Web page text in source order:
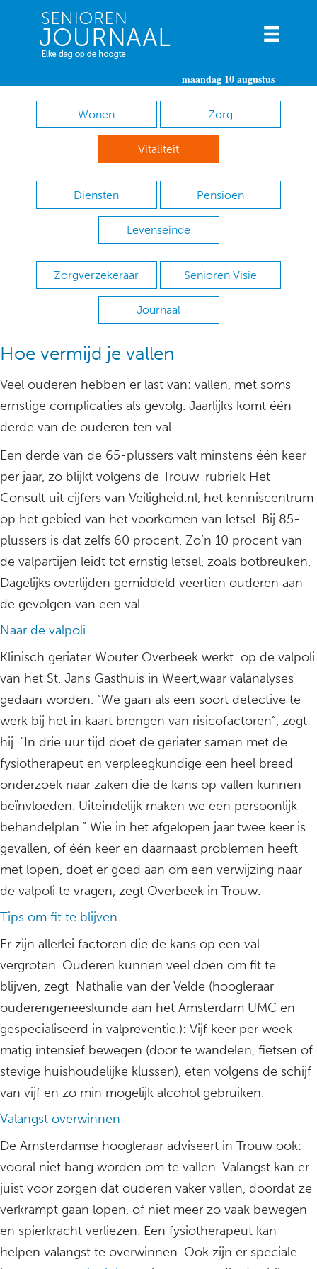
maandag 10 augustus
Wonen Zorg
Vitaliteit
Diensten Pensioen
Levenseinde
Zorgverzekeraar Senioren Visie
Journaal
Hoe vermijd je vallen
Veel ouderen hebben er last van: vallen, met soms
ernstige complicaties als gevolg. Jaarlijks komt één
derde van de ouderen ten val.
Een derde van de 65-plussers valt minstens één keer
per jaar, zo blijkt volgens de Trouw-rubriek Het
Consult uit cijfers van Veiligheid.nl, het kenniscentrum
op het gebied van het voorkomen van letsel. Bij 85-
plussers is dat zelfs 60 procent. Zo’n 10 procent van
de valpartijen leidt tot ernstig letsel, zoals botbreuken.
Dagelijks overlijden gemiddeld veertien ouderen aan
de gevolgen van een val.
Naar de valpoli
Klinisch geriater Wouter Overbeek werkt op de valpoli
van het St. Jans Gasthuis in Weert,waar valanalyses
gedaan worden. “We gaan als een soort detective te
werk bij het in kaart brengen van risicofactoren”, zegt
hij. “In drie uur tijd doet de geriater samen met de
fysiotherapeut en verpleegkundige een heel breed
onderzoek naar zaken die de kans op vallen kunnen
beïnvloeden. Uiteindelijk maken we een persoonlijk
behandelplan.” Wie in het afgelopen jaar twee keer is
gevallen, of één keer en daarnaast problemen heeft
met lopen, doet er goed aan om een verwijzing naar
de valpoli te vragen, zegt Overbeek in Trouw.
Tips om fit te blijven
Er zijn allerlei factoren die de kans op een val
vergroten. Ouderen kunnen veel doen om fit te
blijven, zegt Nathalie van der Velde (hoogleraar
ouderengeneeskunde aan het Amsterdam UMC en
gespecialiseerd in valpreventie.): Vijf keer per week
matig intensief bewegen (door te wandelen, fietsen of
stevige huishoudelijke klussen), eten volgens de schijf
van vijf en zo min mogelijk alcohol gebruiken.
Valangst overwinnen
De Amsterdamse hoogleraar adviseert in Trouw ook:
vooral niet bang worden om te vallen. Valangst kan er
juist voor zorgen dat ouderen vaker vallen, doordat ze
verkrampt gaan lopen, of niet meer zo vaak bewegen
en spierkracht verliezen. Een fysiotherapeut kan
helpen valangst te overwinnen. Ook zijn er speciale